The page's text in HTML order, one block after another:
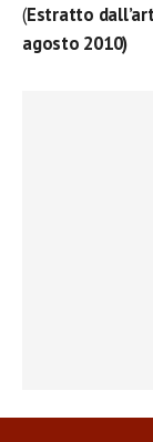
(Estratto
agosto 2010)